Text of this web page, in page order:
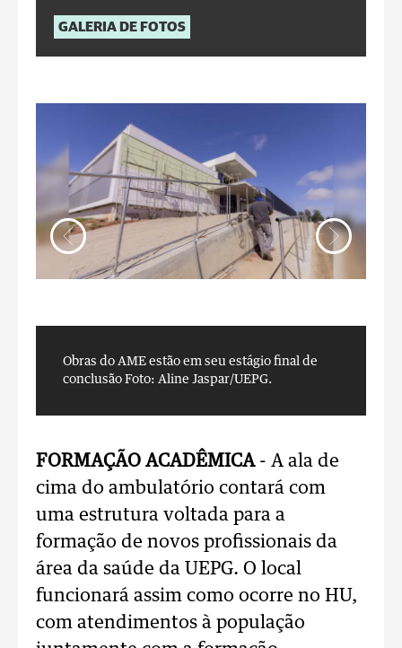
GALERIA DE FOTOS
Obras do AME estão em seu estágio final de
conclusão Foto: Aline Jaspar/UEPG.
FORMAÇÃO ACADÊMICA- A ala de
cima do ambulatório contará com
uma estrutura voltada para a
formação de novos profissionais da
área da saúde da UEPG. O local
funcionará assim como ocorre no HU,
com atendimentos à população